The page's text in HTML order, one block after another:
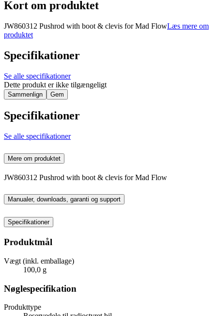
Kort om produktet
JW860312 Pushrod with boot & clevis for Mad FlowLæs mere om
produktet
Specifikationer
Se alle specifikationer
Dette produkt er ikke tilgængeligt
Sammenlign Gem
Specifikationer
Se alle specifikationer
Mere om produktet
JW860312 Pushrod with boot & clevis for Mad Flow
Manualer, downloads, garanti og support
Specifikationer
Produktmål
Vægt (inkl. emballage)
100,0 g
Nøglespecifikation
Produkttype